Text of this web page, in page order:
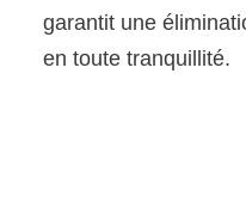
garantit une
en toute tranquillité.